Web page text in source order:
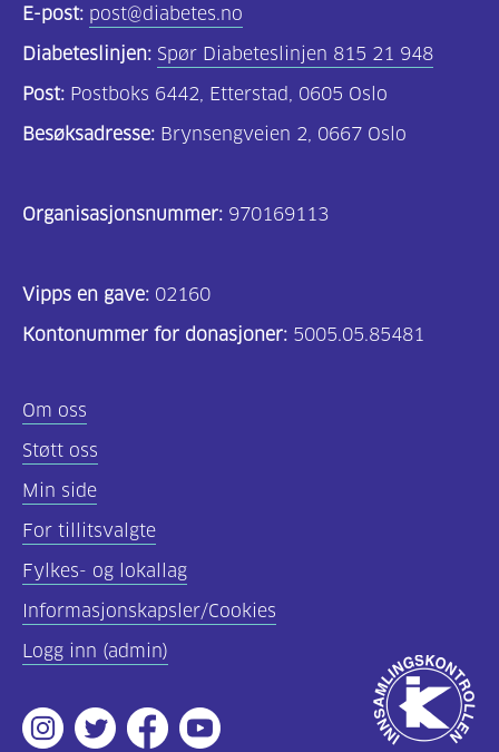
E-post: post@diabetes.no
Diabeteslinjen: Spør Diabeteslinjen 815 21 948
Post: Postboks 6442, Etterstad, 0605 Oslo
Besøksadresse: Brynsengveien 2, 0667 Oslo
Organisasjonsnummer: 970169113
Vipps en gave: 02160
Kontonummer for donasjoner: 5005.05.85481
Om oss
Støtt oss
Min side
For tillitsvalgte
Fylkes- og lokallag
Informasjonskapsler/Cookies
Logg inn (admin)
Instagram
TwitterFacebookYoutube
Godkjent
av